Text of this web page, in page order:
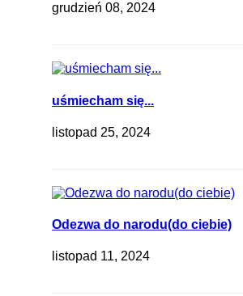
grudzień 08, 2024
uśmiecham się...
listopad 25, 2024
Odezwa do narodu(do ciebie)
listopad 11, 2024